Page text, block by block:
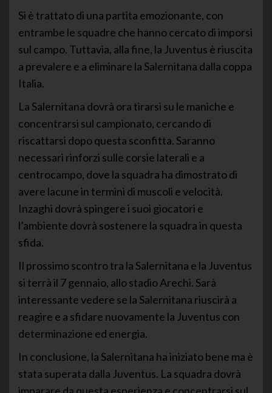
Si è trattato di una partita emozionante, con
entrambe le squadre che hanno cercato di imporsi
sul campo. Tuttavia, alla fine, la Juventus è riuscita
a prevalere e a eliminare la Salernitana dalla coppa
Italia.
La Salernitana dovrà ora tirarsi su le maniche e
concentrarsi sul campionato, cercando di
riscattarsi dopo questa sconfitta. Saranno
necessari rinforzi sulle corsie laterali e a
centrocampo, dove la squadra ha dimostrato di
avere lacune in termini di muscoli e velocità.
Inzaghi dovrà spingere i suoi giocatori e
l’ambiente dovrà sostenere la squadra in questa
sfida.
Il prossimo scontro tra la Salernitana e la Juventus
si terrà il 7 gennaio, allo stadio Arechi. Sarà
interessante vedere se la Salernitana riuscirà a
reagire e a sfidare nuovamente la Juventus con
determinazione ed energia.
In conclusione, la Salernitana ha iniziato bene ma è
stata superata dalla Juventus. La squadra dovrà